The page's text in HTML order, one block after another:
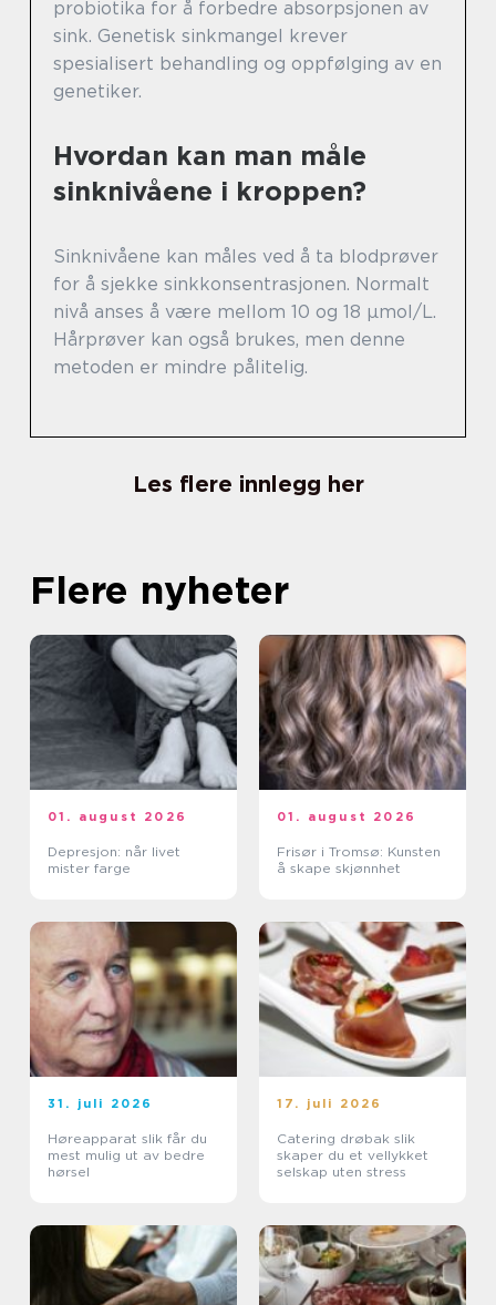
probiotika for å forbedre absorpsjonen av
sink. Genetisk sinkmangel krever
spesialisert behandling og oppfølging av en
genetiker.
Hvordan kan man måle
sinknivåene i kroppen?
Sinknivåene kan måles ved å ta blodprøver
for å sjekke sinkkonsentrasjonen. Normalt
nivå anses å være mellom 10 og 18 μmol/L.
Hårprøver kan også brukes, men denne
metoden er mindre pålitelig.
Les flere innlegg her
Flere nyheter
01. august 2026
Depresjon: når livet
mister farge
01. august 2026
Frisør i Tromsø: Kunsten
å skape skjønnhet
31. juli 2026
Høreapparat slik får du
mest mulig ut av bedre
hørsel
17. juli 2026
Catering drøbak slik
skaper du et vellykket
selskap uten stress